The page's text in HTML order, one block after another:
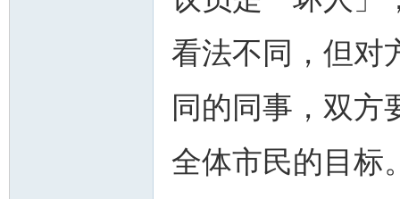
看法不同，但对
同的同事，双方
全体市民的目标